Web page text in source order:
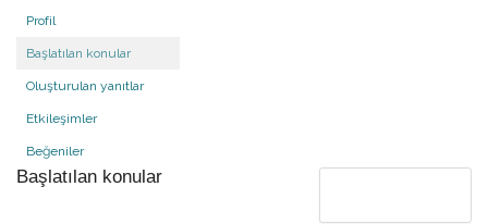
Profil
Başlatılan konular
Oluşturulan yanıtlar
Etkileşimler
Beğeniler
Başlatılan konular